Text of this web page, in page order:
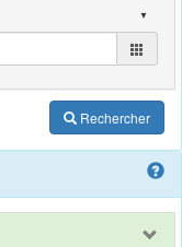
Rechercher